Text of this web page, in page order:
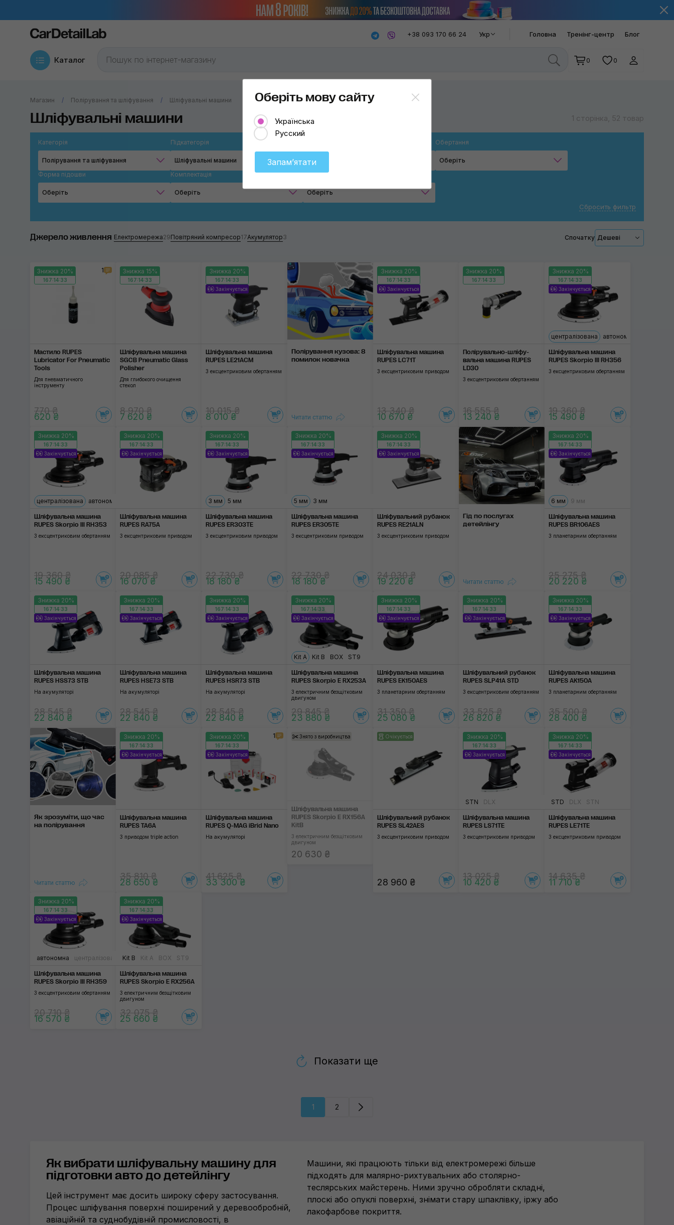
+38 093 170 66 24 Укр Головна Тренінг-центр Блог
Каталог 0 0
Магазин Полірування та шліфування Шліфувальні машини
Шліфувальні машини 1 сторінка, 52 товар
Категорія
Полірування та шліфування
Підкатегорія
Шліфувальні машини Оберіть
Повітряний компресор
Обертання
Оберіть
Форма підошви
Оберіть
Прямокутник
Застосувати
Комплектація
Оберіть
BOX
Бренд
Оберіть
Застосувати
Сбросить фильтр
Джерело живлення Електромережа29Повітряний компресор17Акумулятор3 Спочатку Дешеві
Знижка 20%
167:14:32
1
Мастило RUPES
Lubricator For Pneumatic
Tools
Для пневматичного
інструменту
770 ₴
620 ₴
Знижка 15%
167:14:32
Шліфувальна машина
SGCB Pneumatic Glass
Polisher
Для глибокого очищення
стекол
8 970 ₴
7 620 ₴
Знижка 20%
167:14:32
Закінчується
Шліфувальна машина
RUPES LE21AСM
З ексцентриковим обертанням
10 015 ₴
8 010 ₴
Поліруван­ня кузо­ва: 8
поми­лок нова­чка
Читати статтю
Знижка 20%
167:14:32
Закінчується
Шліфувальна машина
RUPES LC71T
З ексцентриковим приводом
13 340 ₴
10 670 ₴
Знижка 20%
167:14:32
Полірувально-шліфу­
вальна машина RUPES
LD30
З ексцентриковим обертанням
16 555 ₴
13 240 ₴
Знижка 20%
167:14:32
Закінчується
централізована автономна
Шліфувальна машина
RUPES Skorpio III RH356
З ексцентриковим обертанням
19 360 ₴
15 490 ₴
Знижка 20%
167:14:32
Закінчується
централізована автономна
Шліфувальна машина
RUPES Skorpio III RH353
З ексцентриковим обертанням
19 360 ₴
15 490 ₴
Знижка 20%
167:14:32
Закінчується
Шліфувальна машина
RUPES RA75A
З ексцентриковим приводом
20 085 ₴
16 070 ₴
Знижка 20%
167:14:32
Закінчується
3 мм 5 мм
Шліфувальна машина
RUPES ER303TE
З ексцентриковим приводом
22 730 ₴
18 180 ₴
Знижка 20%
167:14:32
Закінчується
5 мм 3 мм
Шліфувальна машина
RUPES ER305TE
З ексцентриковим приводом
22 730 ₴
18 180 ₴
Знижка 20%
167:14:32
Закінчується
Шліфувальний рубанок
RUPES RE21ALN
З ексцентриковим приводом
24 030 ₴
19 220 ₴
Гід по послугах
детейлінгу
Читати статтю
Знижка 20%
167:14:32
Закінчується
6 мм 9 мм
Шліфувальна машина
RUPES BR106AES
З планетарним обертанням
25 275 ₴
20 220 ₴
Знижка 20%
167:14:32
Закінчується
Шліфувальна машина
RUPES HSS73 STB
На акумуляторі
28 545 ₴
22 840 ₴
Знижка 20%
167:14:32
Закінчується
Шліфувальна машина
RUPES HSE73 STB
На акумуляторі
28 545 ₴
22 840 ₴
Знижка 20%
167:14:32
Закінчується
Шліфувальна машина
RUPES HSR73 STB
На акумуляторі
28 545 ₴
22 840 ₴
Знижка 20%
167:14:32
Закінчується
Kit A Kit B BOX ST9
Шліфувальна машина
RUPES Skorpio E RX253A
З електричним безщітковим
двигуном
29 845 ₴
23 880 ₴
Знижка 20%
167:14:32
Закінчується
Шліфувальна машина
RUPES EK150AES
З планетарним обертанням
31 350 ₴
25 080 ₴
Знижка 20%
167:14:32
Закінчується
Шліфувальний рубанок
RUPES SLP41A STD
З ексцентриковим обертанням
33 525 ₴
26 820 ₴
Знижка 20%
167:14:32
Закінчується
Шліфувальна машина
RUPES AK150A
З планетарним обертанням
35 500 ₴
28 400 ₴
Як зрозуміти, що час
на полірування
Читати статтю
Знижка 20%
167:14:32
Закінчується
Шліфувальна машина
RUPES TA6A
З приводом triple action
35 810 ₴
28 650 ₴
Знижка 20%
167:14:32
Закінчується
1
Шліфувальна машина
RUPES Q-MAG iBrid Nano
На акумуляторі
41 625 ₴
33 300 ₴
Знято з виробництва
Шліфувальна машина
RUPES Skorpio E RX156A
KitB
З електричним безщітковим
двигуном
20 630 ₴
Очікується
Шліфувальний рубанок
RUPES SL42AES
З ексцентриковим приводом
28 960 ₴
Знижка 20%
167:14:32
Закінчується
STN DLX
Шліфувальна машина
RUPES LS71TE
З ексцентриковим приводом
13 025 ₴
10 420 ₴
Знижка 20%
167:14:32
Закінчується
STD DLX STN
Шліфувальна машина
RUPES LE71TE
З ексцентриковим приводом
14 635 ₴
11 710 ₴
Знижка 20%
167:14:32
Закінчується
автономна централізована
Шліфувальна машина
RUPES Skorpio III RH359
З ексцентриковим обертанням
20 710 ₴
16 570 ₴
Знижка 20%
167:14:32
Закінчується
Kit B Kit A BOX ST9
Шліфувальна машина
RUPES Skorpio E RX256A
З електричним безщітковим
двигуном
32 075 ₴
25 660 ₴
Показати ще
1 2
Як вибрати шліфувальну машину для
підготовки авто до детейлінгу
Цей інструмент має досить широку сферу застосування.
Процес шліфування поверхні поширений у деревообробній,
авіаційній та суднобудівній промисловості, в
Машини, які працюють тільки від електромережі більше
підходять для малярно-рихтувальних або столярно-
теслярських майстерень. Ними зручно обробляти складні,
плоскі або опуклі поверхні, знімати стару шпаклівку, іржу або
лакофарбове покриття.
Оберіть мову сайту
Українська
Русский
Запамʼятати